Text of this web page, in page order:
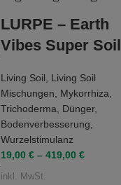
LURPE – Earth
Vibes Super Soil
Living Soil
Living Soil
Mischungen
Mykorrhiza
Trichoderma
Dünger,
Bodenverbesserung
Wurzelstimulanz
19,00€ –419,00€
inkl. MwSt.